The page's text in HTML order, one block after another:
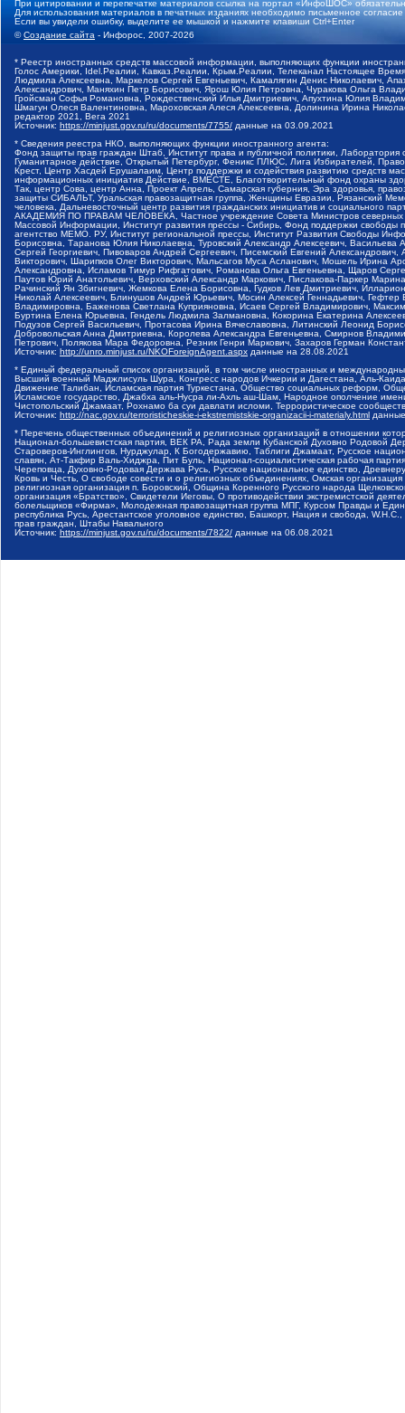
При цитировании и перепечатке материалов ссылка на портал «ИнфоШОС»
Для использования материалов в печатных изданиях необходимо письменное
Если вы увидели ошибку, выделите ее мышкой и нажмите клавиши Ctrl+Enter
©Создание сайта - Инфорос, 2007-2026
* Реестр иностранных средств массовой информации, выполняющих функции
Голос Америки, Idel.Реалии, Кавказ.Реалии, Крым.Реалии, Телеканал Настоящее
Людмила Алексеевна, Маркелов Сергей Евгеньевич, Камалягин Денис Николаевич,
Александрович, Маняхин Петр Борисович, Ярош Юлия Петровна, Чуракова Ольга
Гройсман Софья Романовна, Рождественский Илья Дмитриевич, Апухтина Юлия
Шмагун Олеся Валентиновна, Мароховская Алеся Алексеевна, Долинина Ирина
редактор 2021, Вега 2021
Источник: https://minjust.gov.ru/ru/documents/7755/ данные на 03.09.2021
* Сведения реестра НКО, выполняющих функции иностранного агента:
Фонд защиты прав граждан Штаб, Институт права и публичной политики,
Гуманитарное действие, Открытый Петербург, Феникс ПЛЮС, Лига Избирателей,
Крест, Центр Хасдей Ерушалаим, Центр поддержки и содействия развитию средств
информационных инициатив Действие, ВМЕСТЕ, Благотворительный фонд охраны
Так, центр Сова, центр Анна, Проект Апрель, Самарская губерния, Эра здоровья,
защиты СИБАЛЬТ, Уральская правозащитная группа, Женщины Евразии, Рязанский
человека, Дальневосточный центр развития гражданских инициатив и социального
АКАДЕМИЯ ПО ПРАВАМ ЧЕЛОВЕКА, Частное учреждение Совета Министров северных
Массовой Информации, Институт развития прессы - Сибирь, Фонд поддержки
агентство МЕМО. РУ, Институт региональной прессы, Институт Развития Свободы
Борисовна, Таранова Юлия Николаевна, Туровский Александр Алексеевич,
Сергей Георгиевич, Пивоваров Андрей Сергеевич, Писемский Евгений
Викторович, Шарипков Олег Викторович, Мальсагов Муса Асланович, Мошель Ирина
Александровна, Исламов Тимур Рифгатович, Романова Ольга Евгеньевна, Щаров
Паутов Юрий Анатольевич, Верховский Александр Маркович, Пислакова-Паркер
Рачинский Ян Збигневич, Жемкова Елена Борисовна, Гудков Лев Дмитриевич,
Николай Алексеевич, Блинушов Андрей Юрьевич, Мосин Алексей Геннадьевич,
Владимировна, Баженова Светлана Куприяновна, Исаев Сергей Владимирович,
Буртина Елена Юрьевна, Гендель Людмила Залмановна, Кокорина Екатерина
Подузов Сергей Васильевич, Протасова Ирина Вячеславовна, Литинский Леонид
Добровольская Анна Дмитриевна, Королева Александра Евгеньевна, Смирнов
Петрович, Полякова Мара Федоровна, Резник Генри Маркович, Захаров Герман
Источник: http://unro.minjust.ru/NKOForeignAgent.aspx данные на 28.08.2021
* Единый федеральный список организаций, в том числе иностранных и
Высший военный Маджлисуль Шура, Конгресс народов Ичкерии и Дагестана, Аль-
Движение Талибан, Исламская партия Туркестана, Общество социальных реформ,
Исламское государство, Джабха аль-Нусра ли-Ахль аш-Шам, Народное ополчение
Чистопольский Джамаат, Рохнамо ба суи давлати исломи, Террористическое
Источник: http://nac.gov.ru/terroristicheskie-i-ekstremistskie-organizacii-i-materialy.html
* Перечень общественных объединений и религиозных организаций в отношении
Национал-большевистская партия, ВЕК РА, Рада земли Кубанской Духовно Родовой
Староверов-Инглингов, Нурджулар, К Богодержавию, Таблиги Джамаат, Русское
славян, Ат-Такфир Валь-Хиджра, Пит Буль, Национал-социалистическая рабочая
Череповца, Духовно-Родовая Держава Русь, Русское национальное единство,
Кровь и Честь, О свободе совести и о религиозных объединениях, Омская
религиозная организация п. Боровский, Община Коренного Русского народа
организация «Братство», Свидетели Иеговы, О противодействии экстремистской
болельщиков «Фирма», Молодежная правозащитная группа МПГ, Курсом Правды и
республика Русь, Арестантское уголовное единство, Башкорт, Нация и свобода,
прав граждан, Штабы Навального
Источник: https://minjust.gov.ru/ru/documents/7822/ данные на 06.08.2021